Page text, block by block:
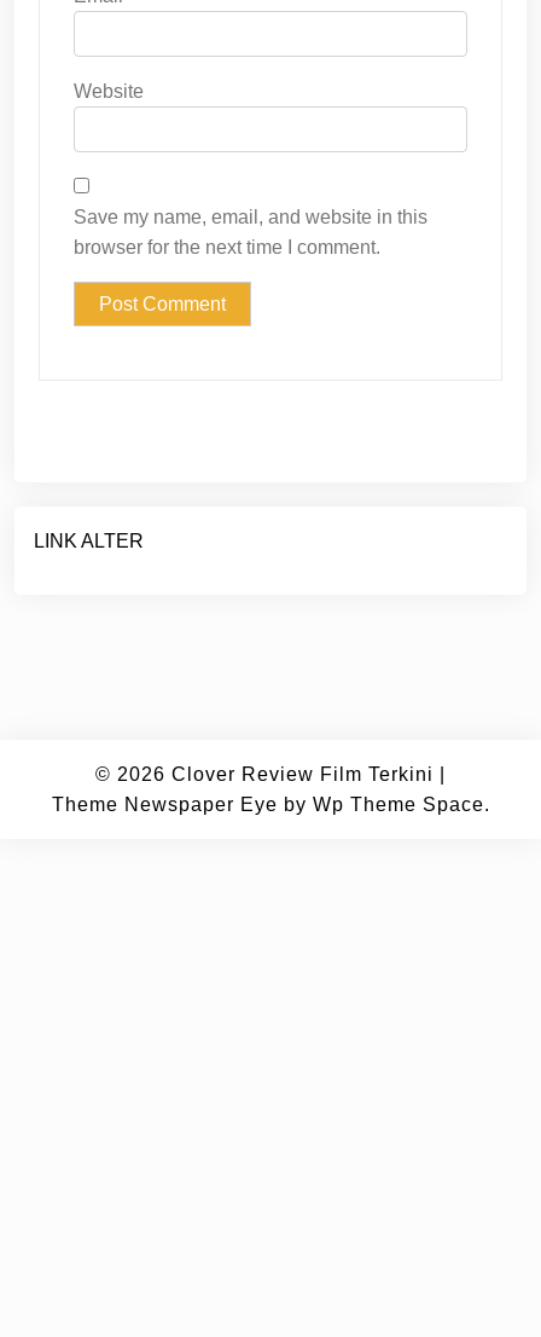
Website
Save my name, email, and website in this
browser for the next time I comment.
LINK ALTER
© 2026 Clover Review Film Terkini
Theme Newspaper Eye by Wp Theme Space.